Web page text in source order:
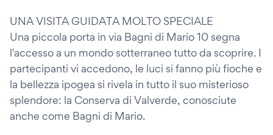
UNA VISITA GUIDATA MOLTO SPECIALE
Una piccola porta in via Bagni di Mario 10 segna
l'accesso a un mondo sotterraneo tutto da scoprire. I
partecipanti vi accedono, le luci si fanno più fioche e
la bellezza ipogea si rivela in tutto il suo misterioso
splendore: la Conserva di Valverde, conosciute
anche come Bagni di Mario.